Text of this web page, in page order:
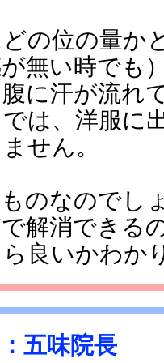
の位の量か
無い時でも
に汗が流れ
は、洋服に
せん。
のなのでし
解消できる
良いかわか
五味院長